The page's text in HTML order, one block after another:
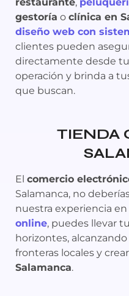
gestoría o clínica en
diseño web con
clientes pueden
directamente desde
operación y brinda a
que buscan.
TIENDA
El comercio
Salamanca, no
nuestra experiencia en
online, puedes llevar
horizontes,
fronteras locales y
Salamanca.